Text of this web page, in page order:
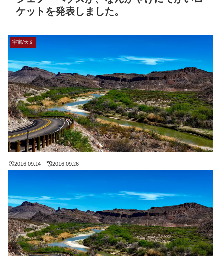
ケットを発表しました。
宇宙/天文
2016.09.14 2016.09.26